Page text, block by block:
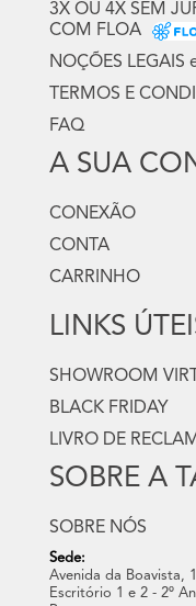
3X OU 4X SEM
COM FLOA
NOÇÕES LEGAIS
TERMOS E
FAQ
A SUA
CONEXÃO
CONTA
CARRINHO
LINKS
SHOWROOM
BLACK FRIDAY
LIVRO DE
SOBRE A
SOBRE NÓS
Sede:
Avenida da Boavista,
Escritório 1 e 2 - 2º